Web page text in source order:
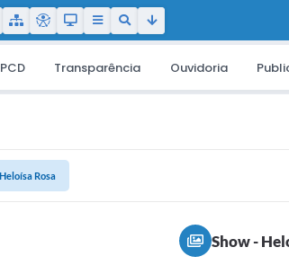
Transparência Ouvidoria
Rosa
Show -